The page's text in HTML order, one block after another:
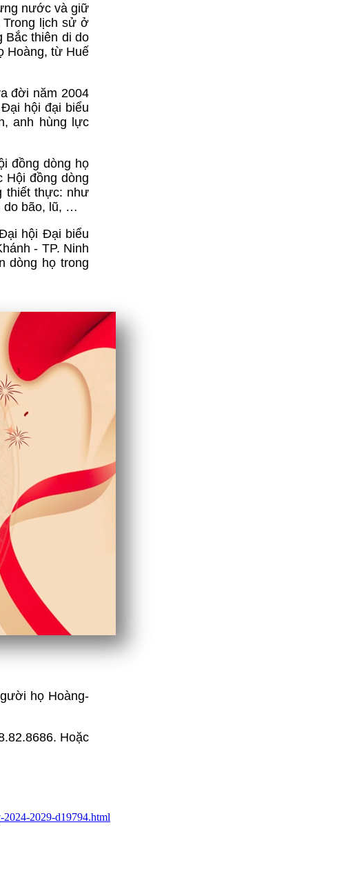
nước và giữ
lịch sử ở
Bắc thiên di do
Hoàng, từ Huế
đời năm 2004
hội đại biểu
anh hùng lực
đồng dòng họ
Hội đồng dòng
thiết thực: như
do bão, lũ, …
hội Đại biểu
- TP. Ninh
dòng họ trong
họ Hoàng-
Hoặc
2029-d19794.html